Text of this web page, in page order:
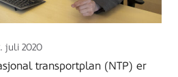
juli 2020
transportplan (NTP) er